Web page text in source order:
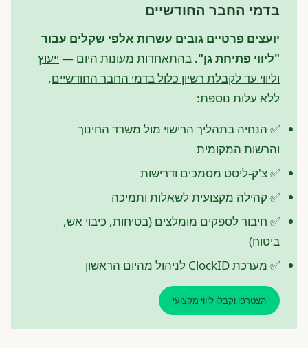
בדמי החבר החודשיים
יועצים פרטיים גובים עשרות אלפי שקלים עבור
"ליווי פתיחת גן". בהתאחדות מעונות היום — ייעוץ
וליווי עד לקבלת רשיון כלול בדמי החבר החודשיים,
ללא עלות נוספת:
✅ הנחיה בתהליך הרישוי מול משרד החינוך
והרשות המקומית
✅ צ'ק-ליסט מסמכים ודרישות
✅ קהילה מקצועית לשאלות ותמיכה
✅ חיבור לספקים מומלצים (בטיחות, כיבוי אש,
ביטוח)
✅ מערכת ClockID לניהול מהיום הראשון
הצטרפו וקבלו ליווי מקצועי